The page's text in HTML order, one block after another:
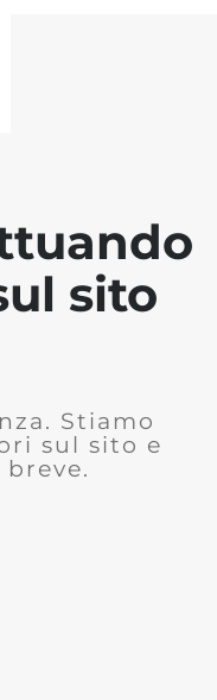
sito
Stiamo
sul sito e